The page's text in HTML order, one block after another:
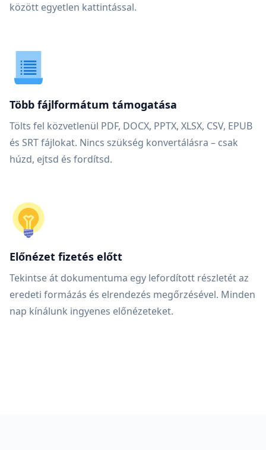
között egyetlen kattintással.
Több fájlformátum támogatása
Tölts fel közvetlenül PDF, DOCX, PPTX, XLSX, CSV, EPUB
és SRT fájlokat. Nincs szükség konvertálásra – csak
húzd, ejtsd és fordítsd.
Előnézet fizetés előtt
Tekintse át dokumentuma egy lefordított részletét az
eredeti formázás és elrendezés megőrzésével. Minden
nap kínálunk ingyenes előnézeteket.